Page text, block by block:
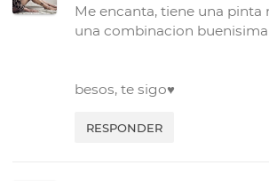
Me encanta, tiene una pinta
una combinacion
besos, te sigo♥
RESPONDER